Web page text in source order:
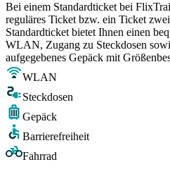
Bei einem Standardticket bei
reguläres Ticket bzw. ein Ticket
Standardticket bietet Ihnen einen
WLAN, Zugang zu Steckdosen
aufgegebenes Gepäck mit
WLAN
Steckdosen
Gepäck
Barrierefreiheit
Fahrrad